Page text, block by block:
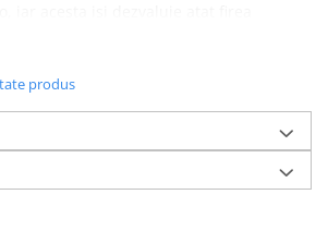
ca sora cea „perfecta” a lui Deir­
indeajuns de multe lucruri incat sa
ingropate odata cu Caroline. Insa,
de adevar, isi da seama ca
fi in pericol... si ca s-ar putea sa
ucigas in familie.
produs